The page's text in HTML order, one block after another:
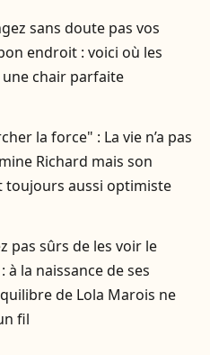
sans doute pas vos
endroit : voici où les
chair parfaite
la force" : La vie n’a pas
Richard mais son
toujours aussi optimiste
pas sûrs de les voir le
à la naissance de ses
de Lola Marois ne
fil